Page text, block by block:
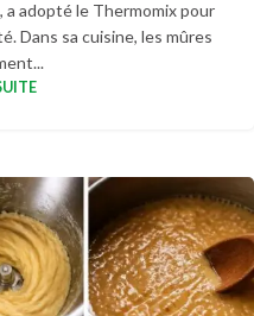
a adopté le Thermomix pour
Dans sa cuisine, les mûres